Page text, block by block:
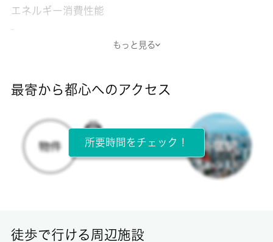
エネルギー消費性能
-
所在階
5階 / 5階建
もっと見る
最寄から都心へのアクセス
所要時間をチェック！
徒歩で行ける周辺施設